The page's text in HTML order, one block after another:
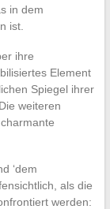
in dem
ist.
ihre
Element
Spiegel ihrer
weiteren
‘dem
als die
werden: